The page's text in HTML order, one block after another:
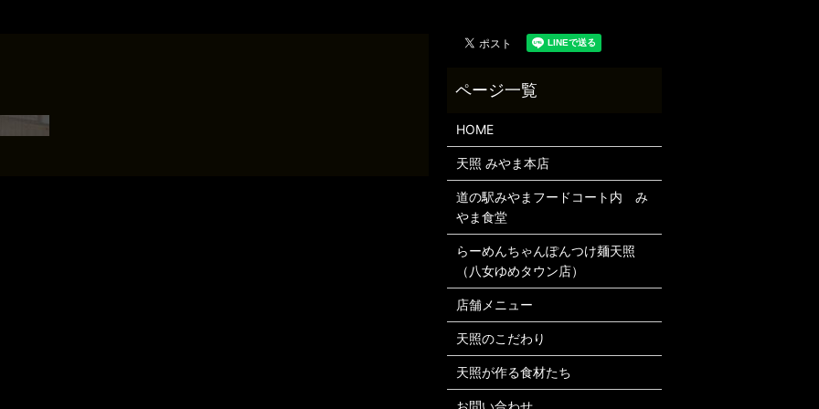
HOME
天照 みやま本店
道の駅みやまフードコート内 み
やま食堂
らーめんちゃんぽんつけ麺天照
（八女ゆめタウン店）
店舗メニュー
天照のこだわり
天照が作る食材たち
お問い合わせ